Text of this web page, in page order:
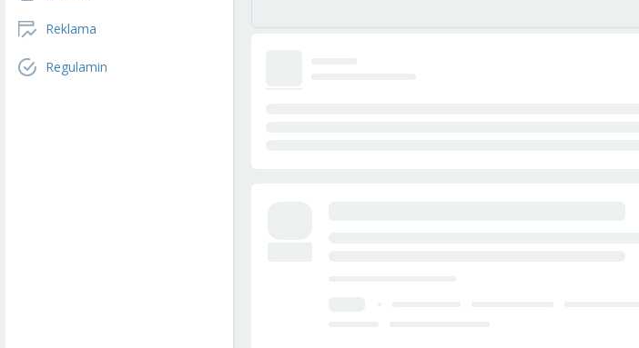
Reklama
Regulamin